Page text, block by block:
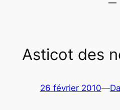
Asticot des
26 février 2010—